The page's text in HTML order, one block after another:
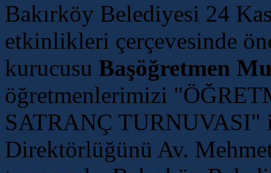
Bakırköy Belediyesi 24
etkinlikleri çerçevesinde
kurucusu Başöğretmen
öğretmenlerimizi
SATRANÇ TURNUVASI"
Direktörlüğünü Av.